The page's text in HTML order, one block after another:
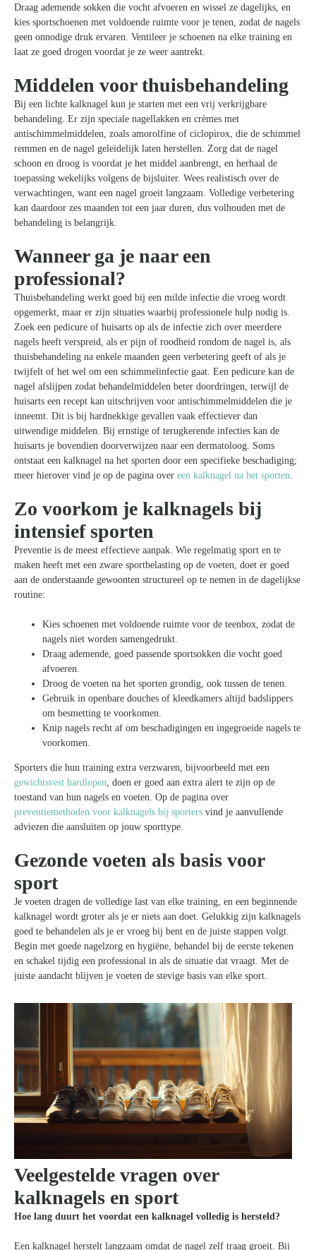
Zoeken
Draag ademende sokken die vocht afvoeren en wissel ze dagelijks, en
kies sportschoenen met voldoende ruimte voor je tenen, zodat de nagels
geen onnodige druk ervaren. Ventileer je schoenen na elke training en
laat ze goed drogen voordat je ze weer aantrekt.
Middelen voor thuisbehandeling
Bij een lichte kalknagel kun je starten met een vrij verkrijgbare
behandeling. Er zijn speciale nagellakken en crèmes met
antischimmelmiddelen, zoals amorolfine of ciclopirox, die de schimmel
remmen en de nagel geleidelijk laten herstellen. Zorg dat de nagel
schoon en droog is voordat je het middel aanbrengt, en herhaal de
toepassing wekelijks volgens de bijsluiter. Wees realistisch over de
verwachtingen, want een nagel groeit langzaam. Volledige verbetering
kan daardoor zes maanden tot een jaar duren, dus volhouden met de
behandeling is belangrijk.
Wanneer ga je naar een
professional?
Thuisbehandeling werkt goed bij een milde infectie die vroeg wordt
opgemerkt, maar er zijn situaties waarbij professionele hulp nodig is.
Zoek een pedicure of huisarts op als de infectie zich over meerdere
nagels heeft verspreid, als er pijn of roodheid rondom de nagel is, als
thuisbehandeling na enkele maanden geen verbetering geeft of als je
twijfelt of het wel om een schimmelinfectie gaat. Een pedicure kan de
nagel afslijpen zodat behandelmiddelen beter doordringen, terwijl de
huisarts een recept kan uitschrijven voor antischimmelmiddelen die je
inneemt. Dit is bij hardnekkige gevallen vaak effectiever dan
uitwendige middelen. Bij ernstige of terugkerende infecties kan de
huisarts je bovendien doorverwijzen naar een dermatoloog. Soms
ontstaat een kalknagel na het sporten door een specifieke beschadiging;
meer hierover vind je op de pagina over een kalknagel na het sporten.
Zo voorkom je kalknagels bij
intensief sporten
Preventie is de meest effectieve aanpak. Wie regelmatig sport en te
maken heeft met een zware sportbelasting op de voeten, doet er goed
aan de onderstaande gewoonten structureel op te nemen in de dagelijkse
routine:
Kies schoenen met voldoende ruimte voor de teenbox, zodat de
nagels niet worden samengedrukt.
Draag ademende, goed passende sportsokken die vocht goed
afvoeren.
Droog de voeten na het sporten grondig, ook tussen de tenen.
Gebruik in openbare douches of kleedkamers altijd badslippers
om besmetting te voorkomen.
Knip nagels recht af om beschadigingen en ingegroeide nagels te
voorkomen.
Sporters die hun training extra verzwaren, bijvoorbeeld met een
gewichtsvest hardlopen, doen er goed aan extra alert te zijn op de
toestand van hun nagels en voeten. Op de pagina over
preventiemethoden voor kalknagels bij sporters vind je aanvullende
adviezen die aansluiten op jouw sporttype.
Gezonde voeten als basis voor
sport
Je voeten dragen de volledige last van elke training, en een beginnende
kalknagel wordt groter als je er niets aan doet. Gelukkig zijn kalknagels
goed te behandelen als je er vroeg bij bent en de juiste stappen volgt.
Begin met goede nagelzorg en hygiëne, behandel bij de eerste tekenen
en schakel tijdig een professional in als de situatie dat vraagt. Met de
juiste aandacht blijven je voeten de stevige basis van elke sport.
Veelgestelde vragen over
kalknagels en sport
Hoe lang duurt het voordat een kalknagel volledig is hersteld?
Een kalknagel herstelt langzaam omdat de nagel zelf traag groeit. Bij